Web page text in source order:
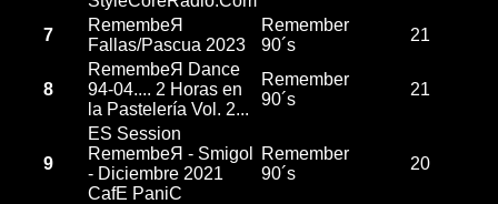
7
RemembeЯ
Fallas/Pascua 2023
Remember
90´s
21
8
RemembeЯ Dance
94-04.... 2 Horas en
la Pastelería Vol. 2...
Remember
90´s
21
9
ES Session
RemembeЯ - Smigol
- Diciembre 2021
CafE PaniC
Remember
90´s
20